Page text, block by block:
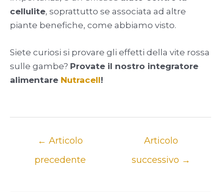
cellulite, soprattutto se associata ad altre
piante benefiche, come abbiamo visto.
Siete curiosi si provare gli effetti della vite rossa
sulle gambe? Provate il nostro integratore
alimentare Nutracell!
Navigazione
← Articolo
precedente
Articolo
successivo →